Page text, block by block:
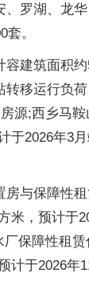
、罗湖、龙
。
容建筑面积
转移运行负
源;西乡马
于2026年3
房与保障性
米，预计于
保障性租
计于2026年